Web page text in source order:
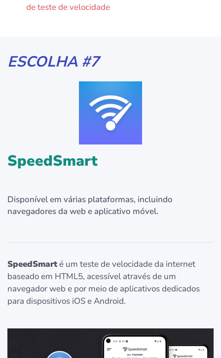
de teste de velocidade
ESCOLHA #7
SpeedSmart
Disponível em várias plataformas, incluindo
navegadores da web e aplicativo móvel.
SpeedSmarté um teste de velocidade da internet
baseado em HTML5, acessível através de um
navegador web e por meio de aplicativos dedicados
para dispositivos iOS e Android.